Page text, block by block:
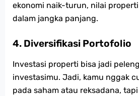
ekonomi naik-turun, nilai
dalam jangka panjang.
4. Diversifikasi Portofolio
Investasi properti bisa jadi
investasimu. Jadi, kamu nggak
pada saham atau reksadana,